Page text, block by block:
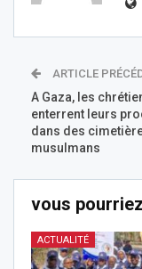
ARTICLE
A Gaza, les
enterrent leurs
dans des
musulmans
vous
ACTUALITÉ